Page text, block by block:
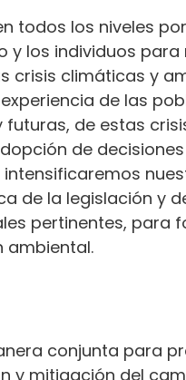
todos los niveles
y los individuos
crisis climáticas y
de las
de estas
de
de la legislación y
pertinentes, para
ambiental.
conjunta para
y mitigación del